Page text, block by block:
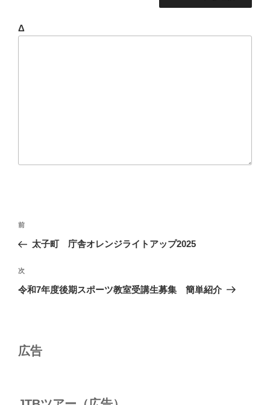
Δ
投
ナ
ビ
ゲ
ン
前
の
稿
前
太子町 庁舎オレンジライトアップ2025
次
の
次
令和7年度後期スポーツ教室受講生募集 簡単紹介
広告